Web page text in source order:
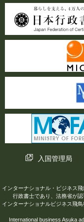
入国管理局
インターナショナル・ビジネス
行政書士であり、法務省が
インターナショナルビジネス飛
International business Asuka